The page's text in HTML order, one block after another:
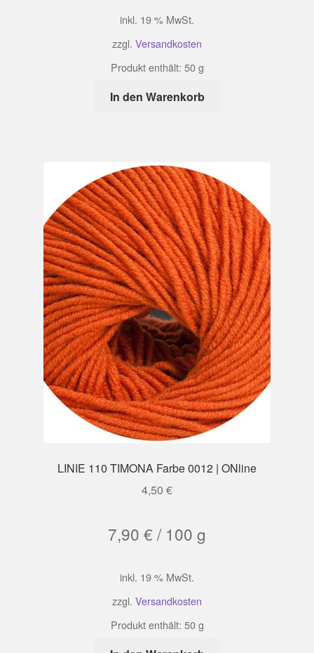
inkl. 19 % MwSt.
zzgl. Versandkosten
Produkt enthält: 50g
In den Warenkorb
LINIE 110 TIMONA Farbe 0012 | ONline
4,50 €
7,90 € / 100 g
inkl. 19 % MwSt.
zzgl. Versandkosten
Produkt enthält: 50g